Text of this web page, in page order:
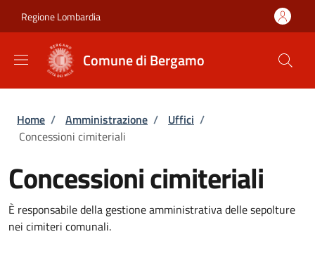
Regione Lombardia
Comune di Bergamo
Briciole di pane
Home / Amministrazione / Uffici /
Concessioni cimiteriali
Concessioni cimiteriali
È responsabile della gestione amministrativa delle sepolture
nei cimiteri comunali.